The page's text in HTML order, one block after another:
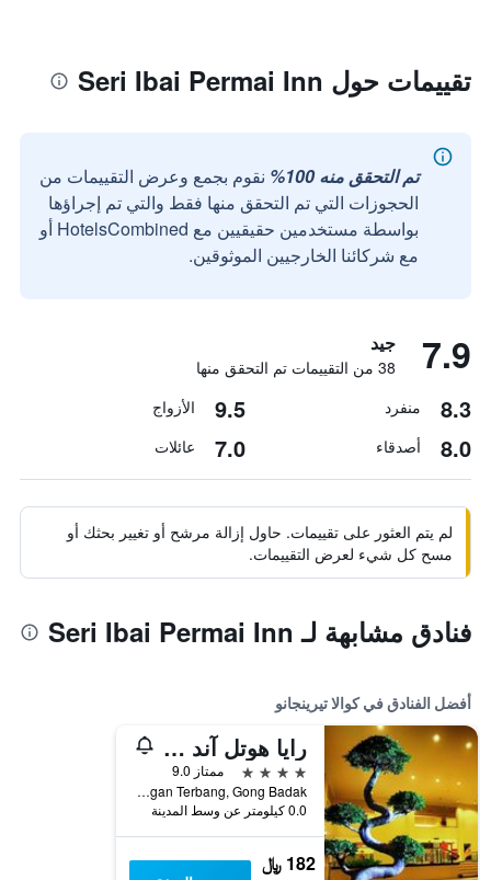
تقييمات حول Seri Ibai Permai Inn
تم التحقق منه 100%
نقوم بجمع وعرض التقييمات من
الحجوزات التي تم التحقق منها فقط والتي تم إجراؤها
بواسطة مستخدمين حقيقيين مع HotelsCombined أو
مع شركائنا الخارجيين الموثوقين.
7.9 جيد
38 من التقييمات تم التحقق منها
8.3 منفرد 9.5 الأزواج
8.0 أصدقاء 7.0 عائلات
لم يتم العثور على تقييمات. حاول إزالة مرشح أو تغيير بحثك أو
مسح كل شيء لعرض التقييمات.
فنادق مشابهة لـ Seri Ibai Permai Inn
أفضل الفنادق في كوالا تيرينجانو
رايا هوتل آند كونفينشن سنتر تيرينجانو
4 نجوم
ممتاز 9.0
Jalan Lapangan Terbang, Gong Badak, كوالا تيرينجانو, ماليزيا
0.0 كيلومتر عن وسط المدينة
182 ﷼